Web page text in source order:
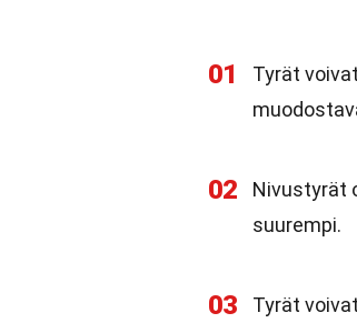
01
Tyrät
02
Nivustyrät
suurempi.
03
Tyrät